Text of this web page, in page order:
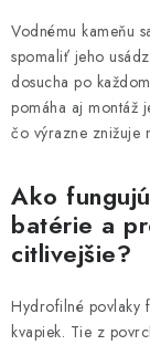
Vodnému kameňu
spomaliť jeho
dosucha po
pomáha aj montáž
čo výrazne znižuje
Ako
batérie a
citlivejšie?
Hydrofilné povlaky
kvapiek. Tie z